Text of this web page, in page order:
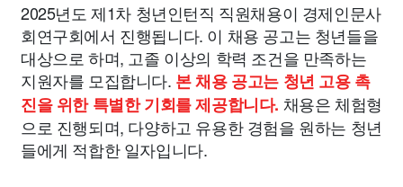
2025년도 제1차 청년인턴직 직원채용이 경제인문사
회연구회에서 진행됩니다. 이 채용 공고는 청년들을
대상으로 하며, 고졸 이상의 학력 조건을 만족하는
지원자를 모집합니다. 본 채용 공고는 청년 고용 촉
진을 위한 특별한 기회를 제공합니다. 채용은 체험형
으로 진행되며, 다양하고 유용한 경험을 원하는 청년
들에게 적합한 일자입니다.